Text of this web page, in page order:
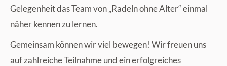
Gelegenheit das Team von „Radeln ohne Alter“ einmal
näher kennen zu lernen.
Gemeinsam können wir viel bewegen! Wir freuen uns
auf zahlreiche Teilnahme und ein erfolgreiches